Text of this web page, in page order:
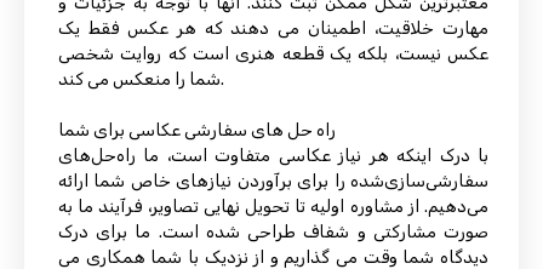
مهارت خلاقیت، اطمینان می دهند که هر عکس فقط یک
عکس نیست، بلکه یک قطعه هنری است که روایت شخصی
شما را منعکس می کند.
راه حل های سفارشی عکاسی برای شما
با درک اینکه هر نیاز عکاسی متفاوت است، ما راه‌حل‌های
سفارشی‌سازی‌شده را برای برآوردن نیازهای خاص شما ارائه
می‌دهیم. از مشاوره اولیه تا تحویل نهایی تصاویر، فرآیند ما به
صورت مشارکتی و شفاف طراحی شده است. ما برای درک
دیدگاه شما وقت می گذاریم و از نزدیک با شما همکاری می